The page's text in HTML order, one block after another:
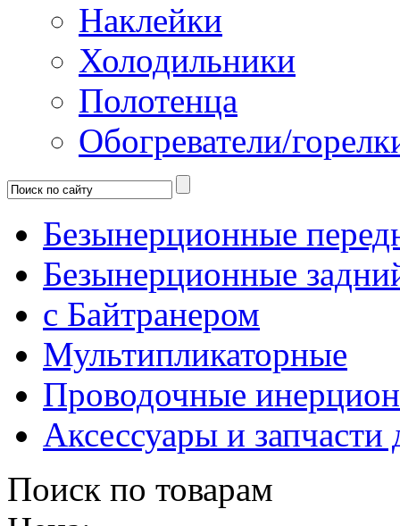
Наклейки
Холодильники
Полотенца
Обогреватели/
Безынерционные
Безынерционные
с Байтранером
Мультипликаторные
Проводочные
Аксессуары и запчасти
Поиск по товарам